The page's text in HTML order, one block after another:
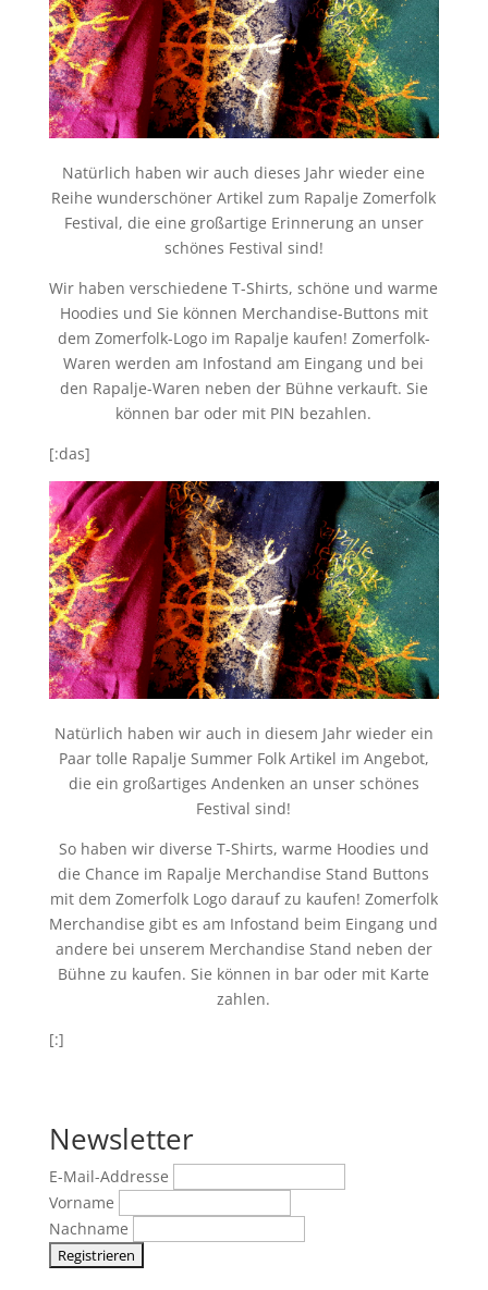
Natürlich haben wir auch dieses Jahr wieder eine
Reihe wunderschöner Artikel zum Rapalje Zomerfolk
Festival, die eine großartige Erinnerung an unser
schönes Festival sind!
Wir haben verschiedene T-Shirts, schöne und warme
Hoodies und Sie können Merchandise-Buttons mit
dem Zomerfolk-Logo im Rapalje kaufen! Zomerfolk-
Waren werden am Infostand am Eingang und bei
den Rapalje-Waren neben der Bühne verkauft. Sie
können bar oder mit PIN bezahlen.
[:das]
Natürlich haben wir auch in diesem Jahr wieder ein
Paar tolle Rapalje Summer Folk Artikel im Angebot,
die ein großartiges Andenken an unser schönes
Festival sind!
So haben wir diverse T-Shirts, warme Hoodies und
die Chance im Rapalje Merchandise Stand Buttons
mit dem Zomerfolk Logo darauf zu kaufen! Zomerfolk
Merchandise gibt es am Infostand beim Eingang und
andere bei unserem Merchandise Stand neben der
Bühne zu kaufen. Sie können in bar oder mit Karte
zahlen.
[:]
Newsletter
E-Mail-Addresse
Vorname
Nachname